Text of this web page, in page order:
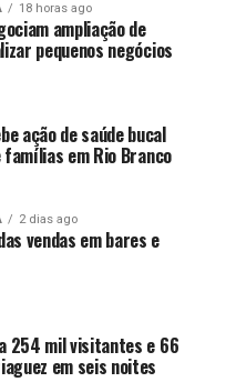
18 horas ago
ampliação de
pequenos negócios
ação de saúde bucal
em Rio Branco
2 dias ago
vendas em bares e
254 mil visitantes e 66
em seis noites